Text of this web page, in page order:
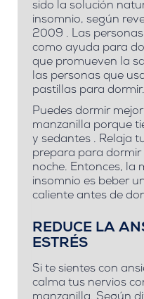
sido la solución
insomnio, según
2009 . Las
como ayuda para
que promueven la
las personas que
pastillas para dormir.
Puedes dormir
manzanilla porque
y sedantes . Relaja
prepara para dormir
noche. Entonces, la
insomnio es beber
caliente antes de
REDUCE LA
ESTRÉS
Si te sientes con
calma tus nervios